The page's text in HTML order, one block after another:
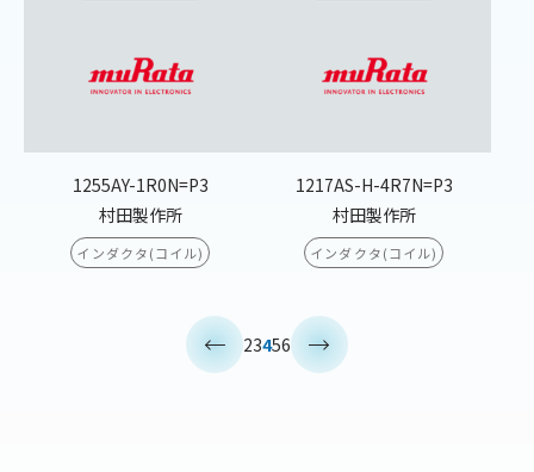
1255AY-1R0N=P3
村田製作所
インダクタ(コイル)
1217AS-H-4R7N=P3
村田製作所
インダクタ(コイル)
23456